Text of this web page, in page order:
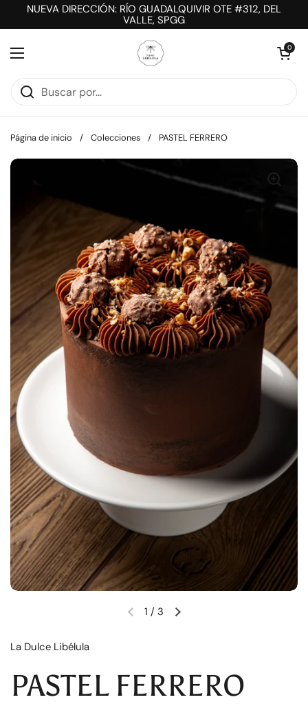
Ir al contenido
NUEVA DIRECCIÓN: RÍO GUADALQUIVIR OTE #312, DEL
VALLE, SPGG
Abrir menú
Abrir carrito
0
Página de inicio / Colecciones / PASTEL FERRERO
1 / 3
La Dulce Libélula
PASTEL FERRERO